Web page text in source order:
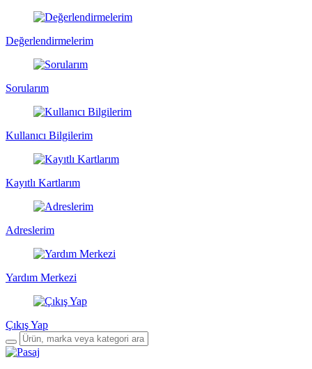
Değerlendirmelerim
Sorularım
Kullanıcı Bilgilerim
Kayıtlı Kartlarım
Adreslerim
Yardım Merkezi
Çıkış Yap